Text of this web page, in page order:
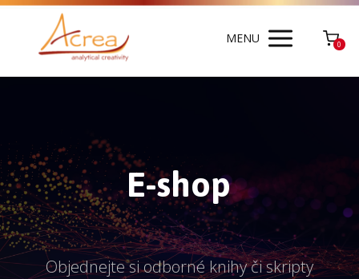
MENU 0
E-shop
Objednejte si odborné knihy či skripty